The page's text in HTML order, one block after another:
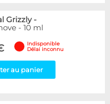
7Grizzly-
- 10 ml
Indisponible
Délai inconnu
au panier